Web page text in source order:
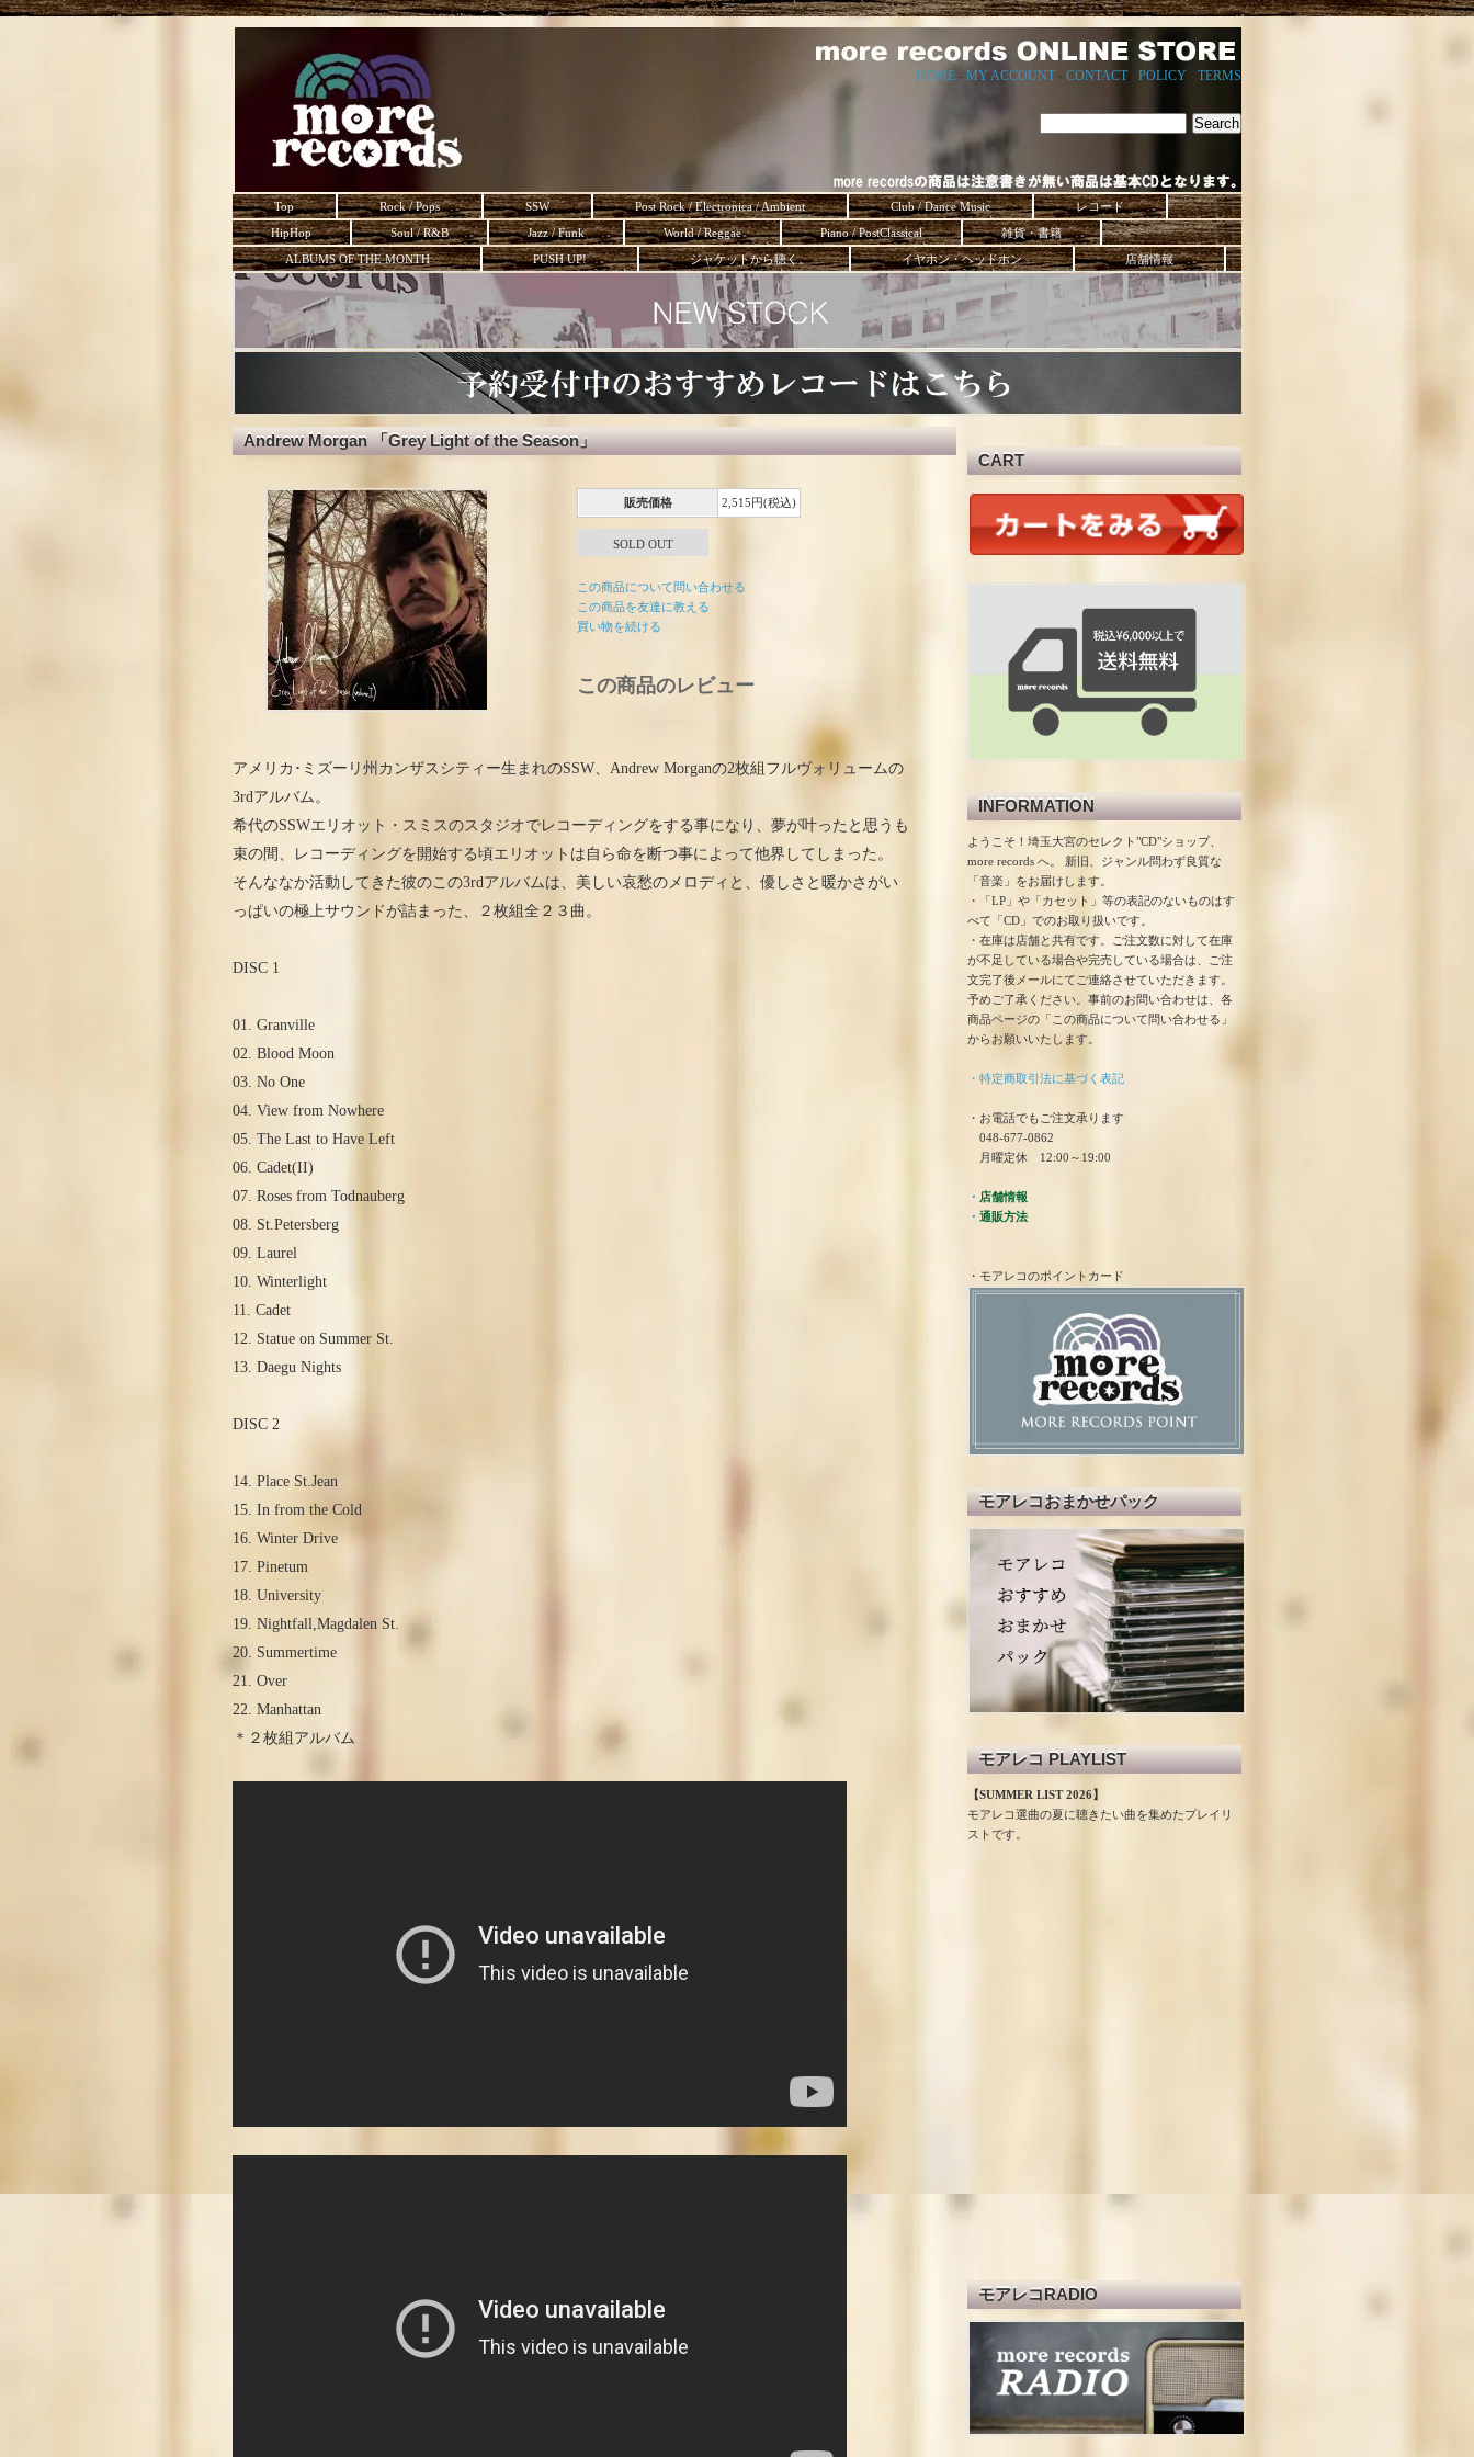
HOME - MY ACCOUNT - CONTACT- POLICY TERMS
Top Rock / Pops SSW Post Rock / Electronica / Ambient Club / Dance Music
レコード
HipHop
Soul / R&B Jazz / Funk World / Reggae Piano / PostClassical
雑貨・書籍
ALBUMS OF THE MONTH
PUSH UP! ジャケットから聴く。 イヤホン・ヘッドホン 店舗情報
Andrew Morgan 「Grey Light of the Season」
販売価格 2,515円(税込)
SOLD OUT
この商品について問い合わせる
この商品を友達に教える
買い物を続ける
この商品のレビュー
アメリカ･ミズーリ州カンザスシティー生まれのSSW、Andrew Morganの2枚組フルヴォリュームの
3rdアルバム。
希代のSSWエリオット・スミスのスタジオでレコーディングをする事になり、夢が叶ったと思うも
束の間、レコーディングを開始する頃エリオットは自ら命を断つ事によって他界してしまった。
そんななか活動してきた彼のこの3rdアルバムは、美しい哀愁のメロディと、優しさと暖かさがい
っぱいの極上サウンドが詰まった、２枚組全２３曲。
DISC 1
01. Granville
02. Blood Moon
03. No One
04. View from Nowhere
05. The Last to Have Left
06. Cadet(II)
07. Roses from Todnauberg
08. St.Petersberg
09. Laurel
10. Winterlight
11. Cadet
12. Statue on Summer St.
13. Daegu Nights
DISC 2
14. Place St.Jean
15. In from the Cold
16. Winter Drive
17. Pinetum
18. University
19. Nightfall,Magdalen St.
20. Summertime
21. Over
22. Manhattan
＊２枚組アルバム
CART
INFORMATION
ようこそ！埼玉大宮のセレクト"CD"ショップ、
more records へ。 新旧、ジャンル問わず良質な
「音楽」をお届けします。
・「LP」や「カセット」等の表記のないものはす
べて「CD」でのお取り扱いです。
・在庫は店舗と共有です。ご注文数に対して在庫
が不足している場合や完売している場合は、ご注
文完了後メールにてご連絡させていただきます。
予めご了承ください。事前のお問い合わせは、各
商品ページの「この商品について問い合わせる」
からお願いいたします。
・特定商取引法に基づく表記
・お電話でもご注文承ります
048-677-0862
月曜定休 12:00～19:00
・ 店舗情報
・ 通販方法
・モアレコのポイントカード
モアレコおまかせパック
モアレコ PLAYLIST
【SUMMER LIST 2026】
モアレコ選曲の夏に聴きたい曲を集めたプレイリ
ストです。
モアレコRADIO